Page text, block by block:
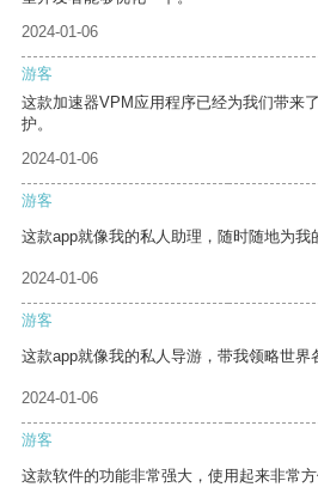
2024-01-06
游客
这款加速器VPM应用程序已经为我们带来
护。
2024-01-06
游客
这款app就像我的私人助理，随时随地为我
2024-01-06
游客
这款app就像我的私人导游，带我领略世界
2024-01-06
游客
这款软件的功能非常强大，使用起来非常方